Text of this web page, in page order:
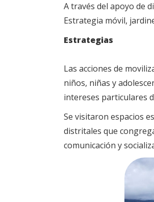
A través del apoyo de
Estrategia móvil,
Estrategias
Las acciones de
niños, niñas y
intereses particulares
Se visitaron espacios
distritales que
comunicación y